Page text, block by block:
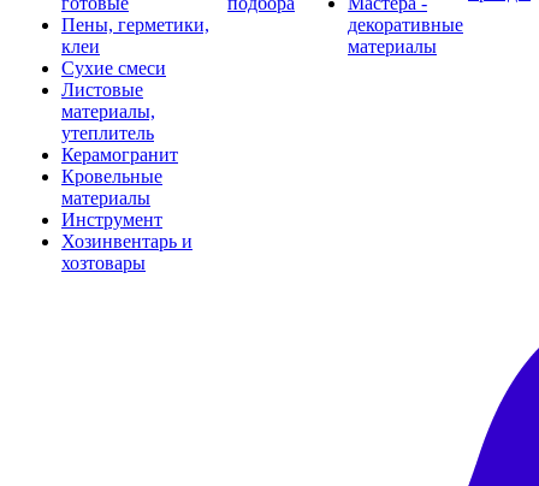
Пены, герметики,
клеи
Сухие смеси
Листовые
материалы,
утеплитель
Керамогранит
Кровельные
материалы
Инструмент
Хозинвентарь и
хозтовары
декоративные
материалы